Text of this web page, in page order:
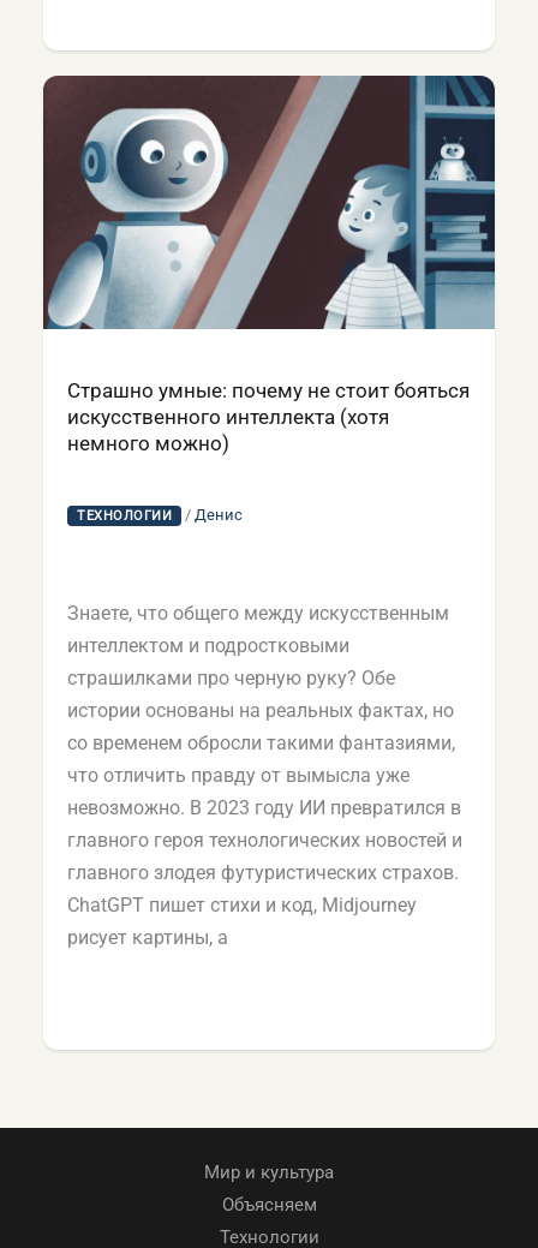
Страшно умные: почему не стоит бояться
искусственного интеллекта (хотя
немного можно)
ТЕХНОЛОГИИ / Денис
Знаете, что общего между искусственным
интеллектом и подростковыми
страшилками про черную руку? Обе
истории основаны на реальных фактах, но
со временем обросли такими фантазиями,
что отличить правду от вымысла уже
невозможно. В 2023 году ИИ превратился в
главного героя технологических новостей и
главного злодея футуристических страхов.
ChatGPT пишет стихи и код, Midjourney
рисует картины, а
Мир и культура
Объясняем
Технологии